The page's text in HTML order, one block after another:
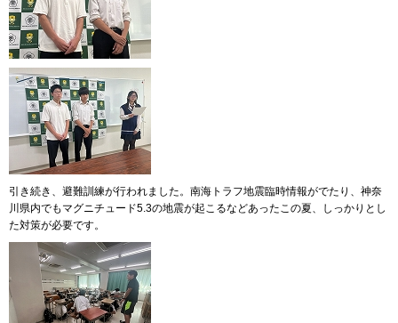
引き続き、避難訓練が行われました。南海トラフ地震臨時情報がでたり、神奈
川県内でもマグニチュード5.3の地震が起こるなどあったこの夏、しっかりとし
た対策が必要です。